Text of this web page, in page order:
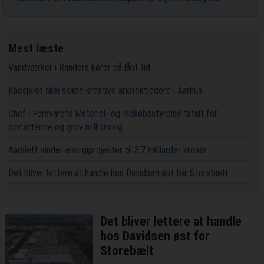
Mest læste
Vandværker i Randers kører på lånt tid
Kaospilot skal skabe kreative arkitektledere i Aarhus
Chef i Forsvarets Materiel- og Indkøbsstyrelse tiltalt for
omfattende og grov millionsvig
Aarsleff vinder energiprojekter til 3,7 milliarder kroner
Det bliver lettere at handle hos Davidsen øst for Storebælt
Det bliver lettere at handle
hos Davidsen øst for
Storebælt